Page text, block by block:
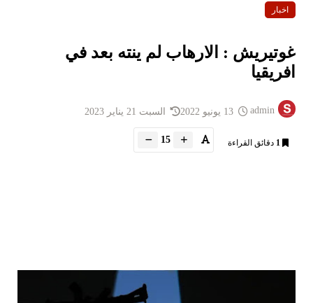
اخبار
غوتيريش : الارهاب لم ينته بعد في
افريقيا
admin السبت 21 يناير 2023
1 دقائق القراءة 15